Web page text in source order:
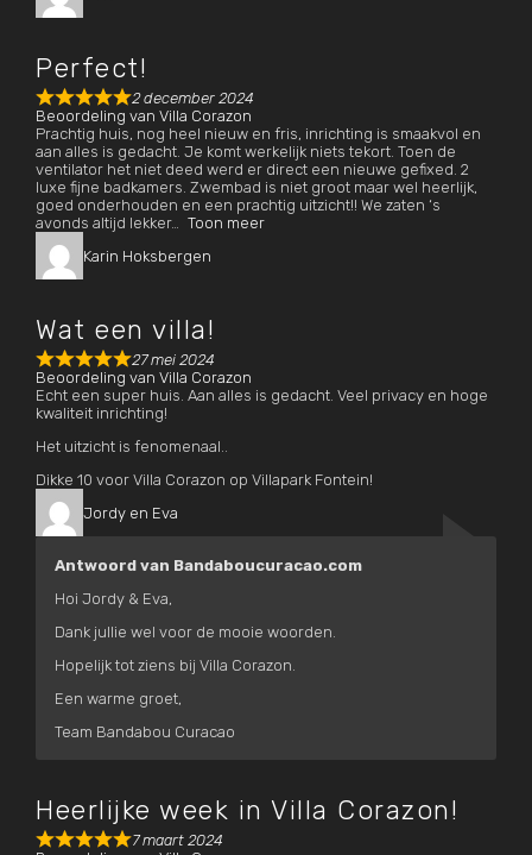
Perfect!
2 december 2024
Beoordeling van Villa Corazon
Prachtig huis, nog heel nieuw en fris, inrichting is smaakvol en
aan alles is gedacht. Je komt werkelijk niets tekort. Toen de
ventilator het niet deed werd er direct een nieuwe gefixed. 2
luxe fijne badkamers. Zwembad is niet groot maar wel heerlijk,
goed onderhouden en een prachtig uitzicht!! We zaten ‘s
avonds altijd lekker
Toon meer
Karin Hoksbergen
Wat een villa!
27 mei 2024
Beoordeling van Villa Corazon
Echt een super huis. Aan alles is gedacht. Veel privacy en hoge
kwaliteit inrichting!
Het uitzicht is fenomenaal..
Dikke 10 voor Villa Corazon op Villapark Fontein!
Jordy en Eva
Antwoord van Bandaboucuracao.com
Hoi Jordy & Eva,
Dank jullie wel voor de mooie woorden.
Hopelijk tot ziens bij Villa Corazon.
Een warme groet,
Team Bandabou Curacao
Heerlijke week in Villa Corazon!
7 maart 2024